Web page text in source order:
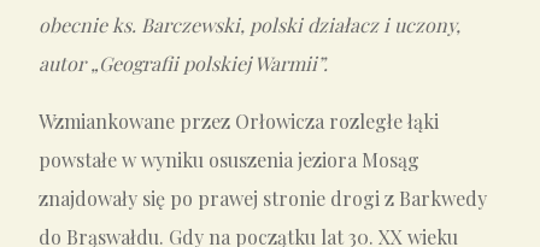
obecnie ks. Barczewski, polski działacz i uczony,
autor „Geografii polskiej Warmii”.
Wzmiankowane przez Orłowicza rozległe łąki
powstałe w wyniku osuszenia jeziora Mosąg
znajdowały się po prawej stronie drogi z Barkwedy
do Brąswałdu. Gdy na początku lat 30. XX wieku